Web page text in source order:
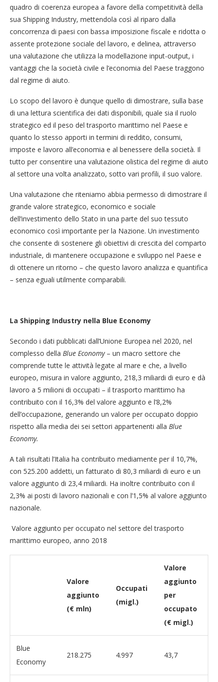
quadro di coerenza europea a favore della competitività della
sua Shipping Industry, mettendola così al riparo dalla
concorrenza di paesi con bassa imposizione fiscale e ridotta o
assente protezione sociale del lavoro, e delinea, attraverso
una valutazione che utilizza la modellazione input-output, i
vantaggi che la società civile e l’economia del Paese traggono
dal regime di aiuto.
Lo scopo del lavoro è dunque quello di dimostrare, sulla base
di una lettura scientifica dei dati disponibili, quale sia il ruolo
strategico ed il peso del trasporto marittimo nel Paese e
quanto lo stesso apporti in termini di reddito, consumi,
imposte e lavoro all’economia e al benessere della società. Il
tutto per consentire una valutazione olistica del regime di aiuto
al settore una volta analizzato, sotto vari profili, il suo valore.
Una valutazione che riteniamo abbia permesso di dimostrare il
grande valore strategico, economico e sociale
dell’investimento dello Stato in una parte del suo tessuto
economico così importante per la Nazione. Un investimento
che consente di sostenere gli obiettivi di crescita del comparto
industriale, di mantenere occupazione e sviluppo nel Paese e
di ottenere un ritorno – che questo lavoro analizza e quantifica
– senza eguali utilmente comparabili.
La Shipping Industry nella Blue Economy
Secondo i dati pubblicati dall’Unione Europea nel 2020, nel
complesso della Blue Economy – un macro settore che
comprende tutte le attività legate al mare e che, a livello
europeo, misura in valore aggiunto, 218,3 miliardi di euro e dà
lavoro a 5 milioni di occupati – il trasporto marittimo ha
contribuito con il 16,3% del valore aggiunto e l’8,2%
dell’occupazione, generando un valore per occupato doppio
rispetto alla media dei sei settori appartenenti alla Blue
Economy.
A tali risultati l’Italia ha contribuito mediamente per il 10,7%,
con 525.200 addetti, un fatturato di 80,3 miliardi di euro e un
valore aggiunto di 23,4 miliardi. Ha inoltre contribuito con il
2,3% ai posti di lavoro nazionali e con l’1,5% al valore aggiunto
nazionale.
Valore aggiunto per occupato nel settore del trasporto
marittimo europeo, anno 2018
Valore
aggiunto
(€ mln)
Occupati
(migl.)
Valore
aggiunto
per
occupato
(€ migl.)
Blue
Economy
218.275 4.997 43,7